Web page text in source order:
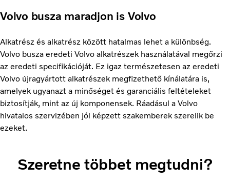
Volvo busza maradjon is Volvo
Alkatrész és alkatrész között hatalmas lehet a különbség.
Volvo busza eredeti Volvo alkatrészek használatával megőrzi
az eredeti specifikációját. Ez igaz természetesen az eredeti
Volvo újragyártott alkatrészek megfizethető kínálatára is,
amelyek ugyanazt a minőséget és garanciális feltételeket
biztosítják, mint az új komponensek. Ráadásul a Volvo
hivatalos szervizében jól képzett szakemberek szerelik be
ezeket.
Szeretne többet megtudni?